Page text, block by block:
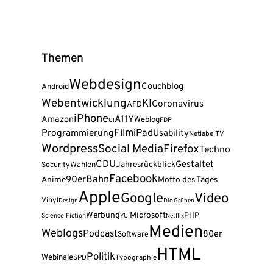
Themen
AndroidWebdesignCouchblog
WebentwicklungAFDKICoronavirus
AmazoniPhoneUIA11YWeblogFDP
ProgrammierungFilmiPadUsabilityNetlabelTV
WordpressSocial MediaFirefoxTechno
SecurityWahlenCDUJahresrückblickGestaltet
Anime90erBahnFacebookMotto des Tages
VinylDesignAppleGoogleDie GrünenVideo
Science FictionWerbungYUIMicrosoftNetflixPHP
WeblogsPodcastSoftwareMedien80er
WebinaleSPDPolitikTypographieHTML